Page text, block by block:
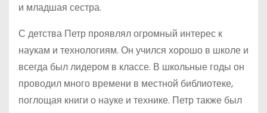
и младшая сестра.
С детства Петр проявлял огромный интерес к
наукам и технологиям. Он учился хорошо в школе и
всегда был лидером в классе. В школьные годы он
проводил много времени в местной библиотеке,
поглощая книги о науке и технике. Петр также был